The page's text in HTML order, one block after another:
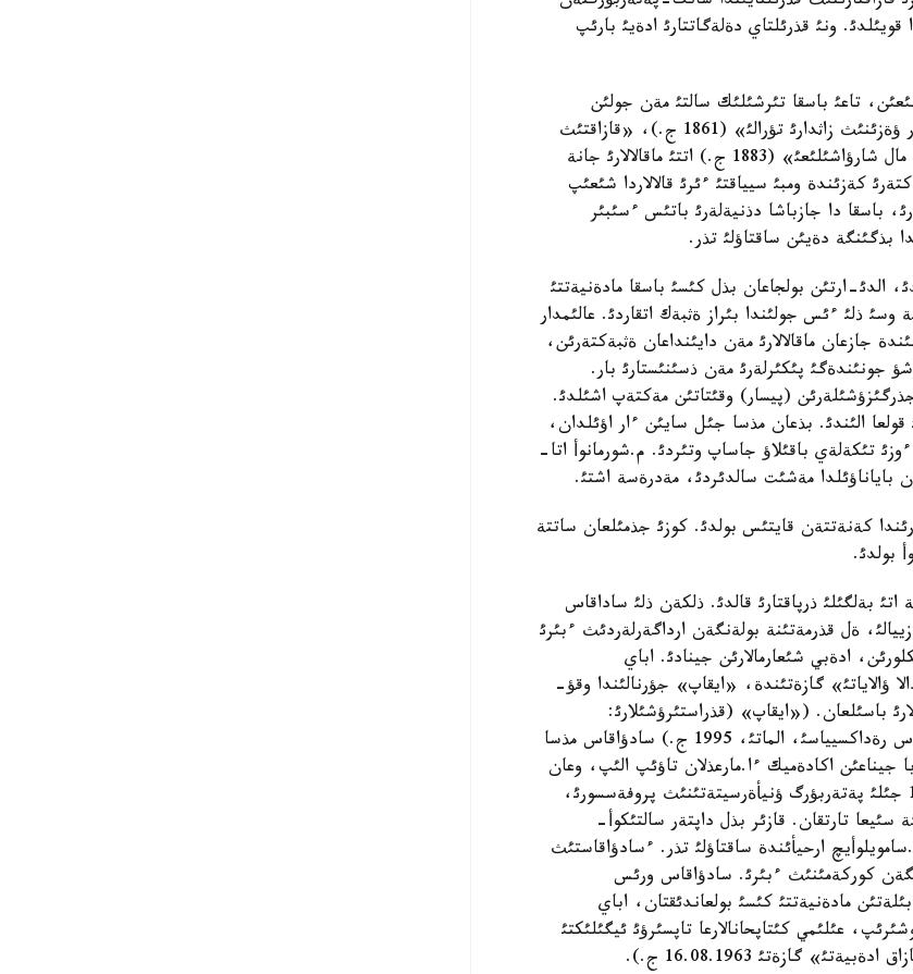
ونئ قذرئلتاي دةلةگاتتارئ ادةيئ بارئپ
تاعئ باسقا تئرشئلئك سالتئ مةن جولئن
كورسةتئپ، كوپتةگةن ةثبةكتةر جازئپ قالدئرعان. «پاألودار ؤةزئنئث زاثدارئ تؤرالئ» (1861 ج.)، «قازاقتئث
حالئق ءداستذرئ» (1871 ج.)، «باتئس ءسئبئر حالئقتارئنئث مال شارؤاشئلئعئ» (1883 ج.) اتتئ ماقالالارئ جانة
كةزئندة ومبئ سيياقتئ ءئرئ قالالاردا شئعئپ
باسقا دا جازباشا دذنيةلةرئ باتئس ءسئبئر
بذگئنگة دةيئن ساقتاؤلئ تذر.
الدئ-ارتئن بولجاعان بذل كئسئ باسقا مادةنيةتتئ
ذلئ ءئس جولئندا بئراز ةثبةك اتقاردئ. عالئمدار
جازعان ماقالالارئ مةن دايئنداعان ةثبةكتةرئن،
جونئندةگئ پئكئرلةرئ مةن ذسئنئستارئ بار.
ومبئعا قازاق ءئس جذرگئزؤشئلةرئن (پيسار) وقئتاتئن مةكتةپ اشئلدئ.
قولعا الئندئ. بذعان مذسا جئل سايئن ءار اؤئلدان،
تئكةلةي باقئلاؤ جاساپ وتئردئ. م.شورمانوأ اتا-
باياناؤئلدا مةشئت سالدئردئ، مةدرةسة اشتئ.
بارعان ساپارئندا كةنةتتةن قايتئس بولدئ. كوزئ جذمئلعان ساتتة
بولدئ.
بةلگئلئ ذرپاقتارئ قالدئ. ذلكةن ذلئ ساداقاس
زييالئ، ةل قذرمةتئنة بولةنگةن ارداگةرلةردئث ءبئرئ
ادةبي شئعارمالارئن جينادئ. اباي
ؤالاياتئ» گازةتئندة، «ايقاپ» جؤرنالئندا وقؤ-
باسئلعان. («ايقاپ» (قذراستئرؤشئلارئ:
ؤ.سذحبانبةردينا، س.داؤئتوأ)، 301-302 بةتتةر، «قة» باس رةداكسيياسئ، الماتئ، 1995 ج.) سادؤاقاس مذسا
جازعان قولجازبا جيناعئن اكادةميك ءا.مارعذلان تاؤئپ الئپ، وعان
بئلاي دةپ انئقتاما بةرگةن: «سادؤاقاس وسئ داپتةرئن 1897 جئلئ پةتةربؤرگ ؤنيأةرسيتةتئنئث پروفةسسورئ،
سئيعا تارتقان. قازئر بذل داپتةر سالتئكوأ-
ارحيأئندة ساقتاؤلئ تذر. ءسادؤاقاستئث
كوركةمئنئث ءبئرئ. سادؤاقاس ورئس
مادةنيةتتئ كئسئ بولعاندئقتان، اباي
عئلئمي كئتاپحانالارعا تاپسئرؤئ ئيگئلئكتئ
گازةتئ 16.08.1963 ج.).